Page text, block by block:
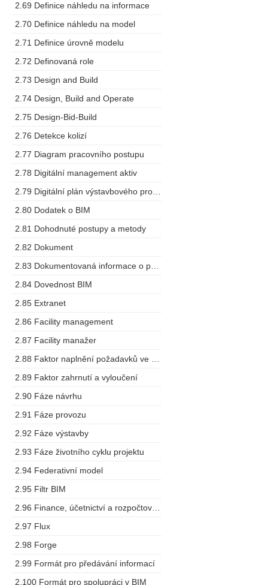
2.69 Definice náhledu na informace
2.70 Definice náhledu na model
2.71 Definice úrovně modelu
2.72 Definovaná role
2.73 Design and Build
2.74 Design, Build and Operate
2.75 Design-Bid-Build
2.76 Detekce kolizí
2.77 Diagram pracovního postupu
2.78 Digitální management aktiv
2.80 Dodatek o BIM
2.81 Dohodnuté postupy a metody
2.82 Dokument
2.84 Dovednost BIM
2.85 Extranet
2.86 Facility management
2.87 Facility manažer
2.89 Faktor zahrnutí a vyloučení
2.90 Fáze návrhu
2.91 Fáze provozu
2.92 Fáze výstavby
2.93 Fáze životního cyklu projektu
2.94 Federativní model
2.95 Filtr BIM
2.97 Flux
2.98 Forge
2.99 Formát pro předávání informací
2.100 Formát pro spolupráci v BIM